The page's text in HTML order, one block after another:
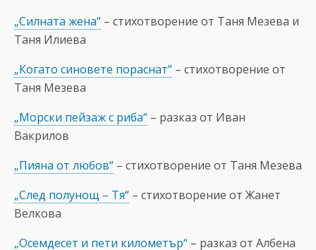
„Силната жена“ – стихотворение от Таня Мезева и
Таня Илиева
„Когато синовете пораснат“ – стихотворение от
Таня Мезева
„Морски пейзаж с риба“ – разказ от Иван
Вакрилов
„Пияна от любов“ – стихотворение от Таня Мезева
„След полунощ – Тя“ – стихотворение от Жанет
Велкова
„Осемдесет и пети километър“ – разказ от Албена